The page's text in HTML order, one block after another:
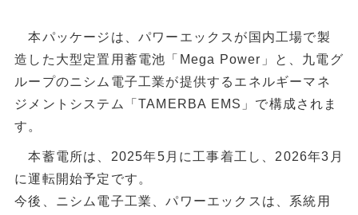
本パッケージは、パワーエックスが国内工場で製
造した大型定置用蓄電池「Mega Power」と、九電グ
ループのニシム電子工業が提供するエネルギーマネ
ジメントシステム「TAMERBA EMS」で構成されま
す。
本蓄電所は、2025年5月に工事着工し、2026年3月
に運転開始予定です。
今後、ニシム電子工業、パワーエックスは、系統用